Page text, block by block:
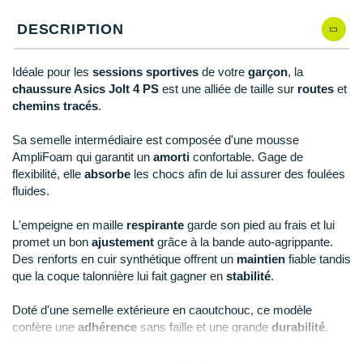
DESCRIPTION
Idéale pour les sessions sportives de votre garçon, la
chaussure Asics Jolt 4 PS est une alliée de taille sur routes et
chemins tracés.
Sa semelle intermédiaire est composée d'une mousse
AmpliFoam qui garantit un amorti confortable. Gage de
flexibilité, elle absorbe les chocs afin de lui assurer des foulées
fluides.
L'empeigne en maille respirante garde son pied au frais et lui
promet un bon ajustement grâce à la bande auto-agrippante.
Des renforts en cuir synthétique offrent un maintien fiable tandis
que la coque talonnière lui fait gagner en stabilité.
Doté d'une semelle extérieure en caoutchouc, ce modèle
confère une adhérence sans faille et une grande durabilité.
DÉSTOCKAGE
+ Voir tous les
Nike
NNormal
Odlo
On-Running
Orca
Patagonia
Petzl
Puma